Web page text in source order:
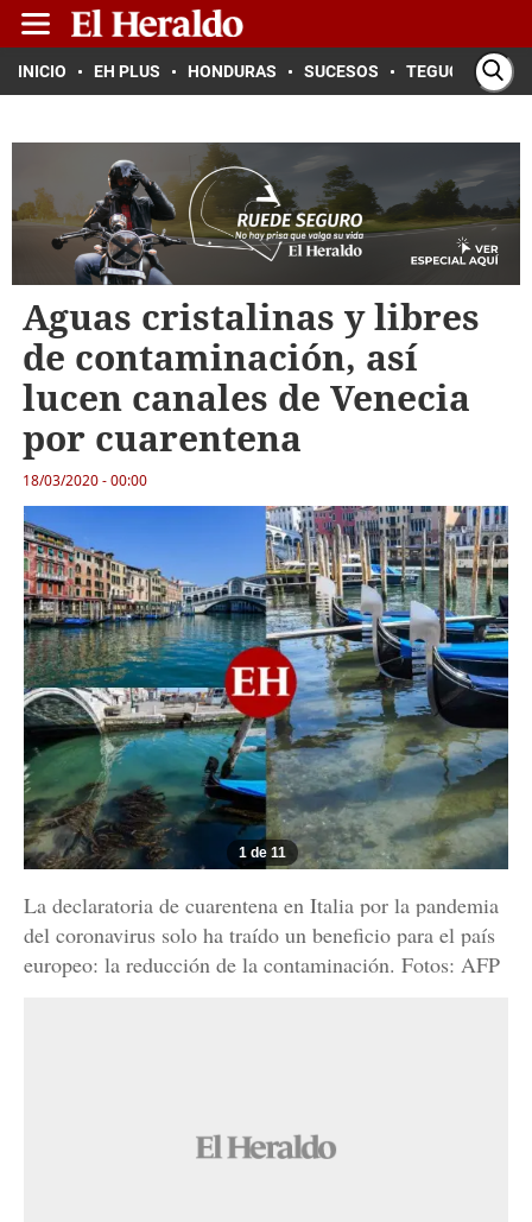
INICIO EH PLUS HONDURAS SUCESOS TEGUCIGALPA
Aguas cristalinas y libres
de contaminación, así
lucen canales de Venecia
por cuarentena
18/03/2020 - 00:00
1 de 11
La declaratoria de cuarentena en Italia por la pandemia
del coronavirus solo ha traído un beneficio para el país
europeo: la reducción de la contaminación. Fotos: AFP